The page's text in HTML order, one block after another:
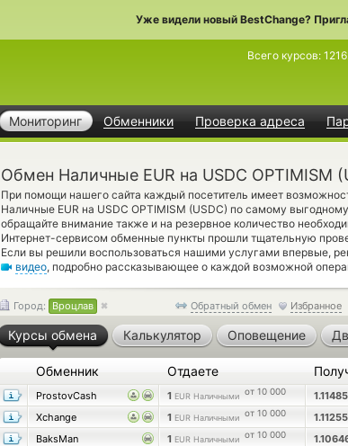
Уже видели новый BestChange?
Мониторинг Обменники Проверка адреса
Всего курсов:
Обмен Наличные EUR на USDC OPTIMISM
При помощи нашего сайта каждый посетитель имеет
Наличные EUR на USDC OPTIMISM (USDC) по самому
обращайте внимание также и на резервное количество
Интернет-сервисом обменные пункты прошли тщательную
Если вы решили воспользоваться нашими услугами впервые,
видео, подробно рассказывающее о каждой возможной
Обратный обмен Избранное
Город: Вроцлав
Курсы обмена Калькулятор Оповещение
Обменник Отдаете
ProstovCash 1 EUR Наличными от 10 000
Xchange
1 EUR Наличными от 10 000
BaksMan
1 EUR Наличными от 10 000